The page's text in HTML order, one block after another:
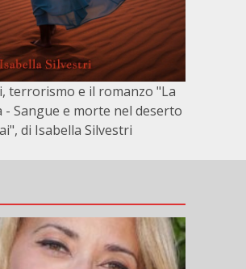
terrorismo e il romanzo "La
Sangue e morte nel deserto
di Isabella Silvestri